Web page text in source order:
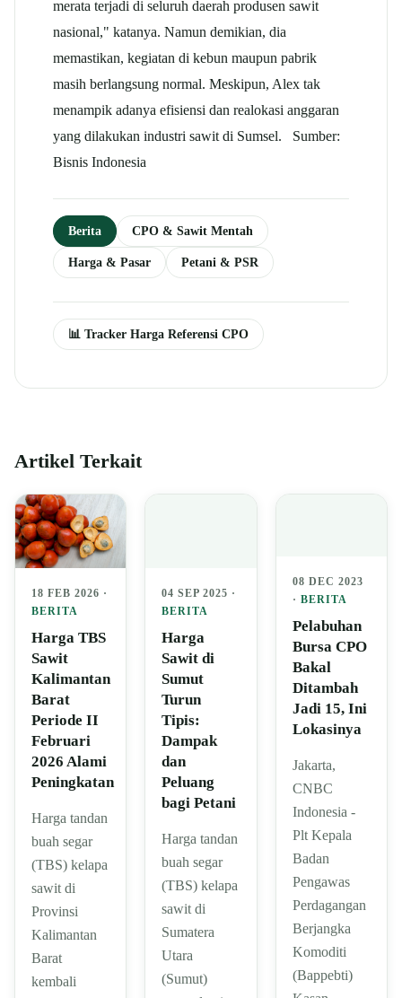
merata terjadi di seluruh daerah produsen sawit
nasional," katanya. Namun demikian, dia
memastikan, kegiatan di kebun maupun pabrik
masih berlangsung normal. Meskipun, Alex tak
menampik adanya efisiensi dan realokasi anggaran
yang dilakukan industri sawit di Sumsel. Sumber:
Bisnis Indonesia
Berita CPO & Sawit Mentah
Harga & Pasar Petani & PSR
📊 Tracker Harga Referensi CPO
Artikel Terkait
18 FEB 2026 ·
BERITA
Harga TBS
Sawit
Kalimantan
Barat
Periode II
Februari
2026 Alami
Peningkatan
Harga tandan
buah segar
(TBS) kelapa
sawit di
Provinsi
Kalimantan
Barat
kembali
04 SEP 2025 ·
BERITA
Harga
Sawit di
Sumut
Turun
Tipis:
Dampak
dan
Peluang
bagi Petani
Harga tandan
buah segar
(TBS) kelapa
sawit di
Sumatera
Utara
(Sumut)
08 DEC 2023
· BERITA
Pelabuhan
Bursa CPO
Bakal
Ditambah
Jadi 15, Ini
Lokasinya
Jakarta,
CNBC
Indonesia -
Plt Kepala
Badan
Pengawas
Perdagangan
Berjangka
Komoditi
(Bappebti)